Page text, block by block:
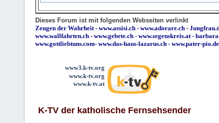
Dieses Forum ist mit folgenden Webseiten verlinkt
Zeugen der Wahrheit - www.assisi.ch - www.adorare.ch -
www.wallfahrten.ch - www.gebete.ch - www.segenskreis.at -
www.gottliebtuns.com- www.das-haus-lazarus.ch - www.pater-pio.de
www3.k-tv.org
www.k-tv.org
www.k-tv.at
K-TV der katholische Fernsehsender